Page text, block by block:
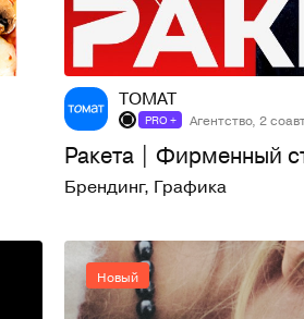
48
ТОМАТ
PRO + Агентство, 2
Ракета | Фирменный
Брендинг, Графика
Новый